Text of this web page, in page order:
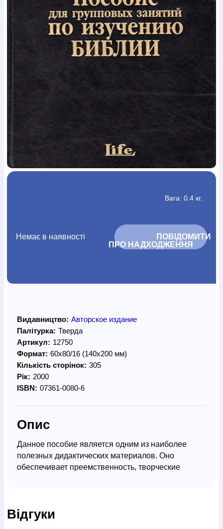
Богослов`я
Шлюб і сім`яЮдаїзм
Супутні товари
Періодика АудіоРучки кульковіВідеоГалантерея
Закладки для книгФутболки БрелокиСумки Біжутерія
Блокноти
Щоденники / щотижневики Вироби з дерева
Вироби з кераміки і глиниВироби з срібла
Картини
Навчальні мапи Шкіряні вироби Магніти
Металеві
вироби
Міні-лампи Настільні ігри
Пакети
подарункові
Плакати Пластмасові виробиХустки
Подарункові картки
Розвиваючі ігри Репринти
Свічки
Зошити
Фотокартини Чохли на Библії
Головні убори
Календарі
Канцелярскі товари Комп`ютерні ігри
Листівки
Сувенирна продукція Годинники
Пазли
Книга в комплекті
За додатковою інформацією дзвоніть за номером:+38
Вага: 0.4 кг.
Немає в наявності
			ПОВІДОМИТИ
ПРО НАДХОДЖЕННЯ
Видавництво: Авторское издание
Палітурка: Тверда
Артикул: 12750
Формат: 60х80/16 (140х200 мм)
Кількість сторінок: 305
Рік: 2000
ISBN: 07361-0080-6
Опис
Данное пособие является одним из наиболее
полезных дидактических материалов. Оно
обеспечивает преемственность, творческие
урок интересным и полезным.
Відгуки